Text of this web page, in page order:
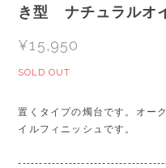
き型 ナチュラルオ
¥15,950
SOLD OUT
置くタイプの燭台です。オー
イルフィニッシュです。